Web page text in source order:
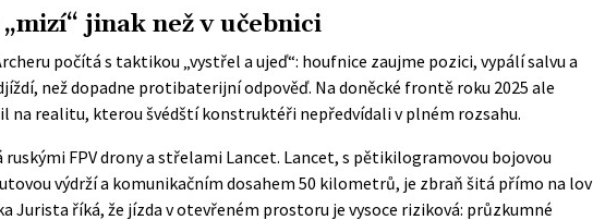
jinak než v učebnici
počítá s taktikou „vystřel a ujeď“: houfnice zaujme pozici, vypálí salvu a
než dopadne protibaterijní odpověď. Na doněcké frontě roku 2025 ale
na realitu, kterou švédští konstruktéři nepředvídali v plném rozsahu.
FPV drony a střelami Lancet. Lancet, s pětikilogramovou bojovou
výdrží a komunikačním dosahem 50 kilometrů, je zbraň šitá přímo na lov
Jurista říká, že jízda v otevřeném prostoru je vysoce riziková: průzkumné